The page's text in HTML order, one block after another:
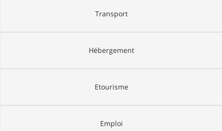
Transport
Hébergement
Etourisme
Emploi